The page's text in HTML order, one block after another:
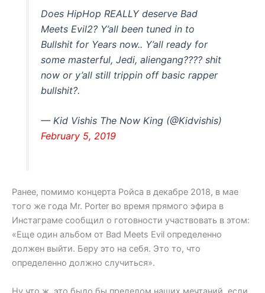
Does HipHop REALLY deserve Bad
Meets Evil2? Y’all been tuned in to
Bullshit for Years now.. Y’all ready for
some masterful, Jedi, aliengang???? shit
now or y’all still trippin off basic rapper
bullshit?.
— Kid Vishis The Now King (@Kidvishis)
February 5, 2019
Ранее, помимо концерта Ройса в декабре 2018, в мае
того же года Mr. Porter во время прямого эфира в
Инстаграме сообщил о готовности участвовать в этом:
«Еще один альбом от Bad Meets Evil определенно
должен выйти. Беру это на себя. Это то, что
определенно должно случиться».